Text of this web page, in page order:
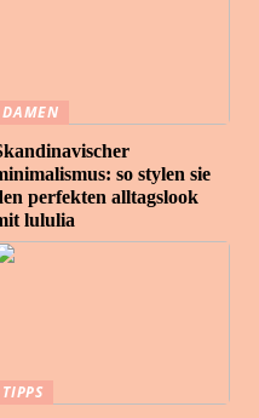
DAMEN
so stylen sie
perfekten alltagslook
lululia
TIPPS